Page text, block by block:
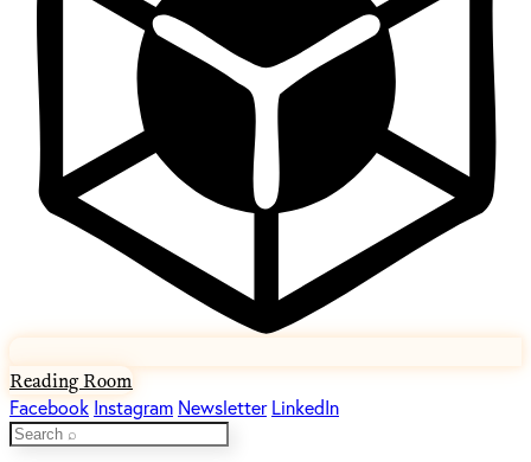
Reading Room
Facebook Instagram Newsletter LinkedIn